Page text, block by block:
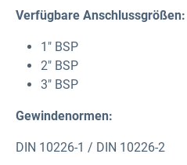
Verfügbare Anschlussgrößen:
1" BSP
2" BSP
3" BSP
Gewindenormen:
DIN 10226-1 / DIN 10226-2